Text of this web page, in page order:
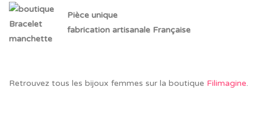
Pièce unique
fabrication artisanale Française
Retrouvez tous les bijoux femmes sur la boutique Filimagine.